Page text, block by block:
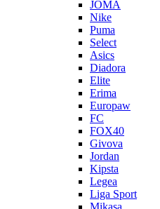
JOMA
Nike
Puma
Select
Asics
Diadora
Elite
Erima
Europaw
FC
FOX40
Givova
Jordan
Kipsta
Legea
Liga Sport
Mikasa